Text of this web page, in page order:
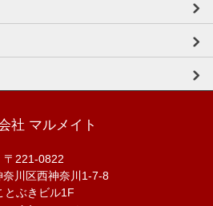
社 マルメイト
〒221-0822
奈川区西神奈川1-7-8
とぶきビル1F